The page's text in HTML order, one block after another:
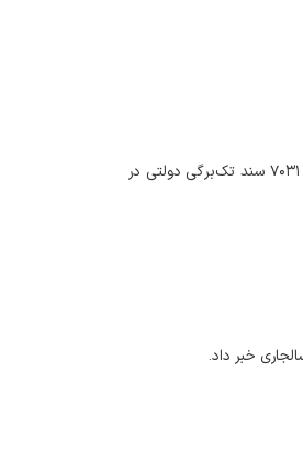
مدیرکل امور اقتصادی و دارایی استان مازندران : در ده ماهه سالجاری تعداد ۳۹۴ فقره سند صادر گردیده که در مجموع تعداد ۷۰۳۱ سند تک‌برگی دولتی در